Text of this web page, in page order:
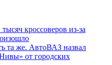
кроссоверов из-за
та же. АвтоВАЗ назвал
от городских